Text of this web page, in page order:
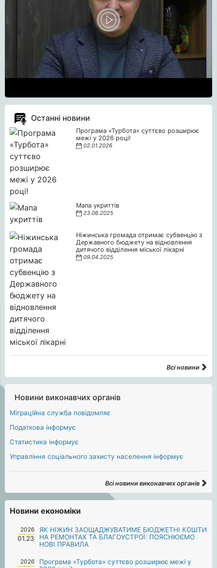
Останні новини
Програма «Турбота» суттєво розширює
межі у 2026 році!
02.01.2026
Мапа укриттів
23.06.2025
Ніжинська громада отримає субвенцію з
Державного бюджету на відновлення
дитячого відділення міської лікарні
09.04.2025
Всі новини
Новини виконавчих органів
Міграційна служба повідомляє
Податкова інформує
Статистика інформує
Управління соціального захисту населення інформує
Всі новини виконавчих органів
Новини економіки
2026
01.23
ЯК НІЖИН ЗАОЩАДЖУВАТИМЕ БЮДЖЕТНІ КОШТИ
НА РЕМОНТАХ ТА БЛАГОУСТРОЇ: ПОЯСНЮЄМО
НОВІ ПРАВИЛА
2026
Програма «Турбота» суттєво розширює межі у